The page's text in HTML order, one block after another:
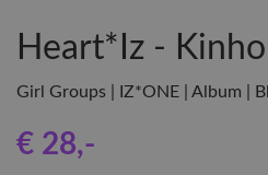
Heart*Iz -
Girl Groups | IZ*ONE | Album |
€ 28,-